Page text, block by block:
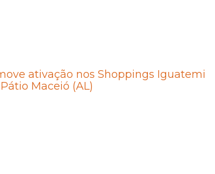
ativação nos Shoppings Iguatemi
Maceió (AL)